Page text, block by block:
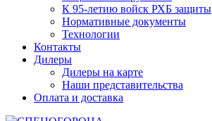
К 95-летию войск РХБ защиты
Нормативные документы
Технологии
Контакты
Дилеры
Дилеры на карте
Наши представительства
Оплата и доставка